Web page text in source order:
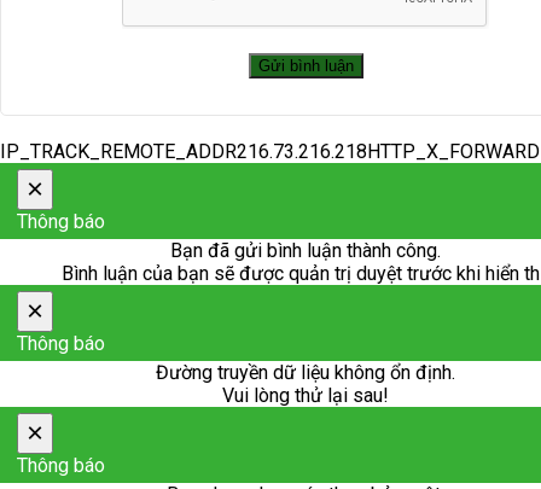
×
Thông báo
Bạn đã gửi bình luận thành công.
Bình luận của bạn sẽ được quản trị duyệt trước khi hiển
×
Thông báo
Đường truyền dữ liệu không ổn định.
Vui lòng thử lại sau!
×
Thông báo